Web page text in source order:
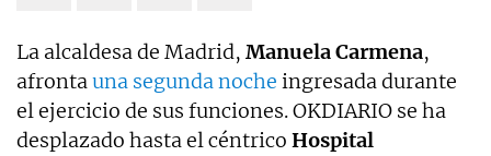
La alcaldesa de Madrid, Manuela Carmena,
afrontauna segunda noche ingresada durante
el ejercicio de sus funciones. OKDIARIO se ha
desplazado hasta el céntrico Hospital